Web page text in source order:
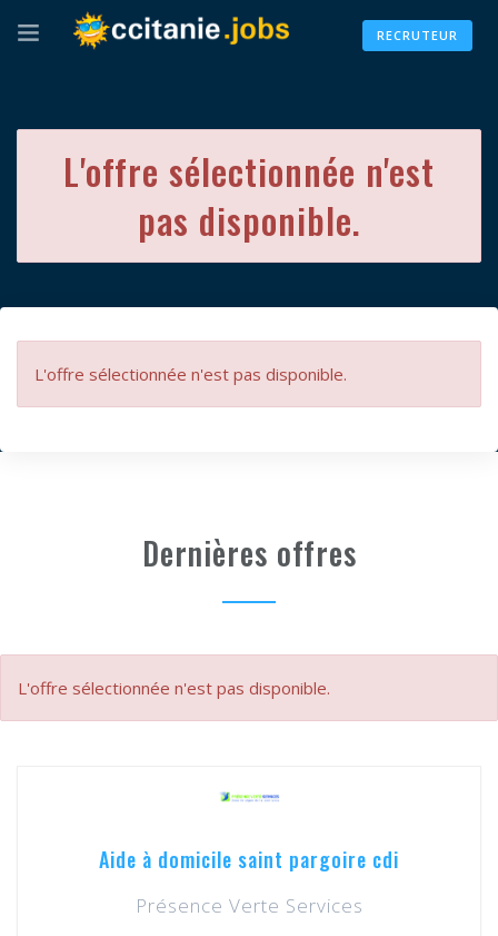
RECRUTEUR
L'offre sélectionnée n'est
pas disponible.
L'offre sélectionnée n'est pas disponible.
Dernières offres
L'offre sélectionnée n'est pas disponible.
Aide à domicile saint pargoire cdi
Présence Verte Services